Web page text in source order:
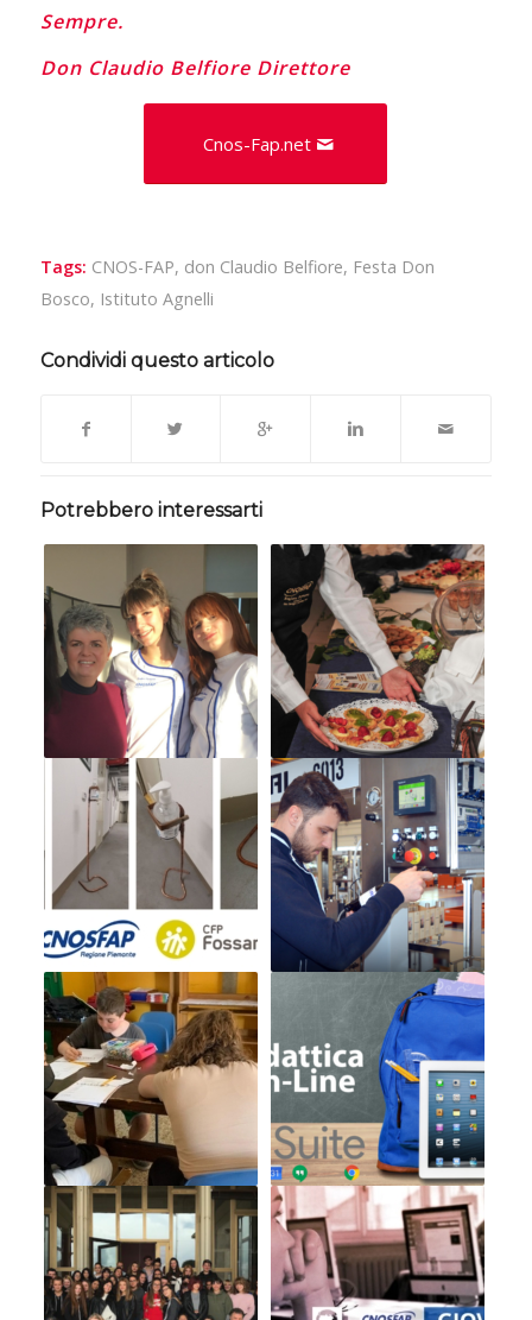
Sempre.
Don Claudio Belfiore Direttore
Cnos-Fap.net
Tags: CNOS-FAP, don Claudio Belfiore, Festa Don
Bosco, Istituto Agnelli
Condividi questo articolo
Potrebbero interessarti